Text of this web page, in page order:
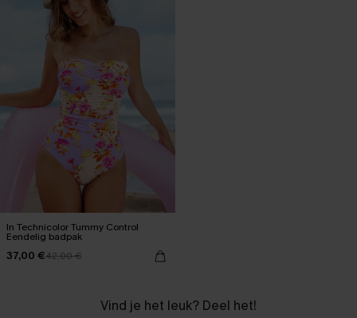
In Technicolor Tummy Control
Eendelig badpak
37,00 €42,00 €
Vind je het leuk? Deel het!